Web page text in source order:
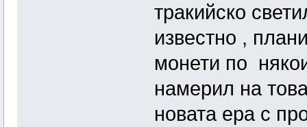
тракийско
известно ,
монети по
намерил на
новата ера с